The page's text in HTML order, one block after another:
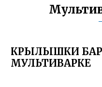
КРЫЛЫШКИ
МУЛЬТИВАРКЕ